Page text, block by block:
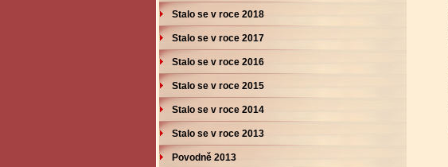
Stalo se v roce 2018
Stalo se v roce 2017
Stalo se v roce 2016
Stalo se v roce 2015
Stalo se v roce 2014
Stalo se v roce 2013
Povodně 2013